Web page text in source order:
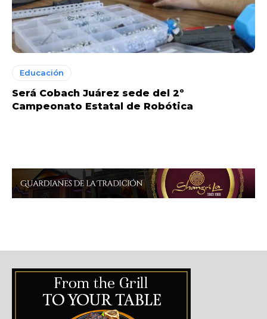
Educación
Será Cobach Juárez sede del 2º
Campeonato Estatal de Robótica